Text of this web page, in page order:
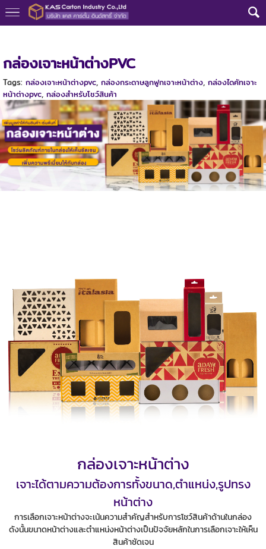
กล่องเจาะหน้าต่างPVC
Tags: กล่องเจาะหน้าต่างpvc, กล่องกระดาษลูกฟูกเจาะหน้าต่าง, กล่องไดคัทเจาะ
หน้าต่างpvc, กล่องสำหรับโชว์สินค้า
กล่องเจาะหน้าต่าง
เจาะได้ตามความต้องการทั้งขนาด,ตำแหน่ง,รูปทรง
หน้าต่าง
การเลือกเจาะหน้าต่างจะเน้นความสำคัญสำหรับการโชว์สินค้าด้านในกล่อง
ดังนั้นขนาดหน้าต่างและตำแหน่งหน้าต่างเป็นปัจจัยหลักในการเลือกเจาะให้เห็น
สินค้าชัดเจน